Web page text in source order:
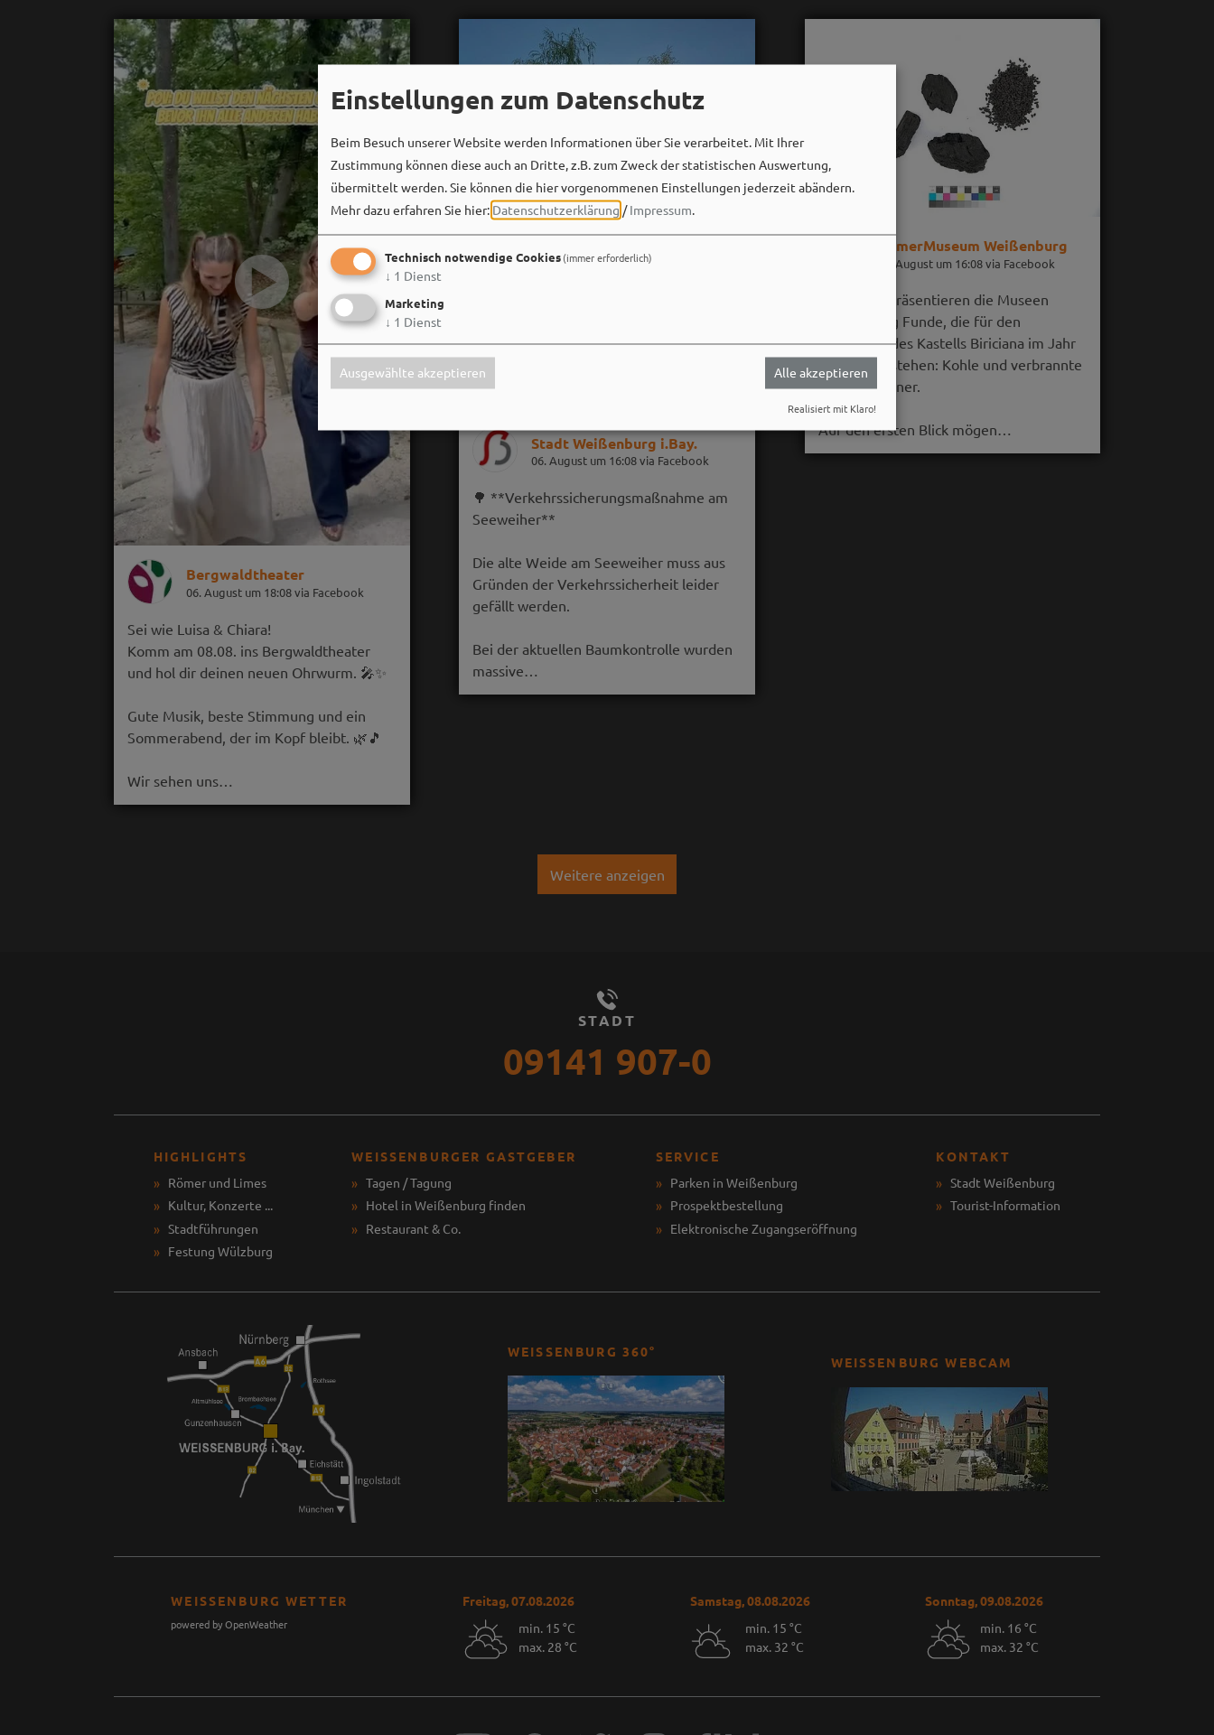
Bergwaldtheater
06. August um 18:08 via Facebook
Sei wie Luisa & Chiara!
Komm am 08.08. ins Bergwaldtheater
und hol dir deinen neuen Ohrwurm. 🎤✨
Gute Musik, beste Stimmung und ein
Sommerabend, der im Kopf bleibt. 🌿🎵
Wir sehen uns…
Stadt Weißenburg i.Bay.
06. August um 16:08 via Facebook
🌳 **Verkehrssicherungsmaßnahme am
Seeweiher**
Die alte Weide am Seeweiher muss aus
Gründen der Verkehrssicherheit leider
gefällt werden.
Bei der aktuellen Baumkontrolle wurden
massive…
RömerMuseum Weißenburg
06. August um 16:08 via Facebook
Im August präsentieren die Museen
Weißenburg Funde, die für den
Untergang des Kastells Biriciana im Jahr
254 n. Chr. stehen: Kohle und verbrannte
Getreidekörner.
Auf den ersten Blick mögen…
Weitere anzeigen
STADT
09141 907-0
HIGHLIGHTS
Römer und Limes
Kultur, Konzerte ...
Stadtführungen
Festung Wülzburg
WEISSENBURGER GASTGEBER
Tagen / Tagung
Hotel in Weißenburg finden
Restaurant & Co.
SERVICE
Parken in Weißenburg
Prospektbestellung
Elektronische Zugangseröffnung
KONTAKT
Stadt Weißenburg
Tourist-Information
WEISSENBURG 360°
WEISSENBURG WEBCAM
WEISSENBURG WETTER
powered by OpenWeather
Freitag, 07.08.2026
min. 15 °C
max. 28 °C
Samstag, 08.08.2026
min. 15 °C
max. 32 °C
Sonntag, 09.08.2026
min. 16 °C
max. 32 °C
Einstellungen zum Datenschutz
Beim Besuch unserer Website werden Informationen über Sie verarbeitet. Mit Ihrer
Zustimmung können diese auch an Dritte, z.B. zum Zweck der statistischen Auswertung,
übermittelt werden. Sie können die hier vorgenommenen Einstellungen jederzeit abändern.
Mehr dazu erfahren Sie hier: Datenschutzerklärung /Impressum.
Technisch notwendige Cookies(immer erforderlich)
↓ 1 Dienst
Marketing
↓ 1 Dienst
Ausgewählte akzeptieren Alle akzeptieren
Realisiert mit Klaro!